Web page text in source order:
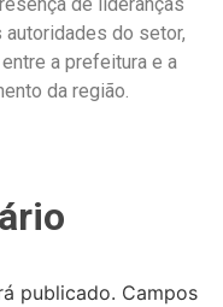
de lideranças
do setor,
a prefeitura e a
da região.
publicado. Campos